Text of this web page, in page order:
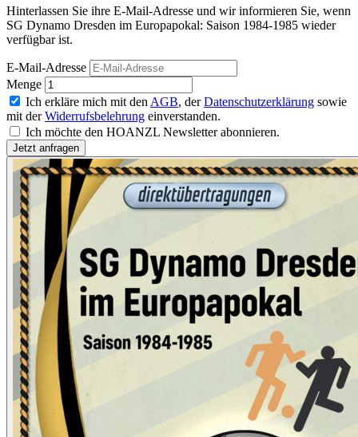
Hinterlassen Sie ihre E-Mail-Adresse und wir informieren Sie, wenn
SG Dynamo Dresden im Europapokal: Saison 1984-1985 wieder
verfügbar ist.
E-Mail-Adresse
Menge
Ich erkläre mich mit den AGB, derDatenschutzerklärung sowie
mit derWiderrufsbelehrung einverstanden.
Ich möchte den HOANZL Newsletter abonnieren.